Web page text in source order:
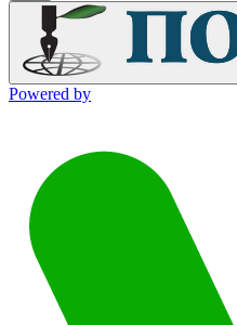
Powered by